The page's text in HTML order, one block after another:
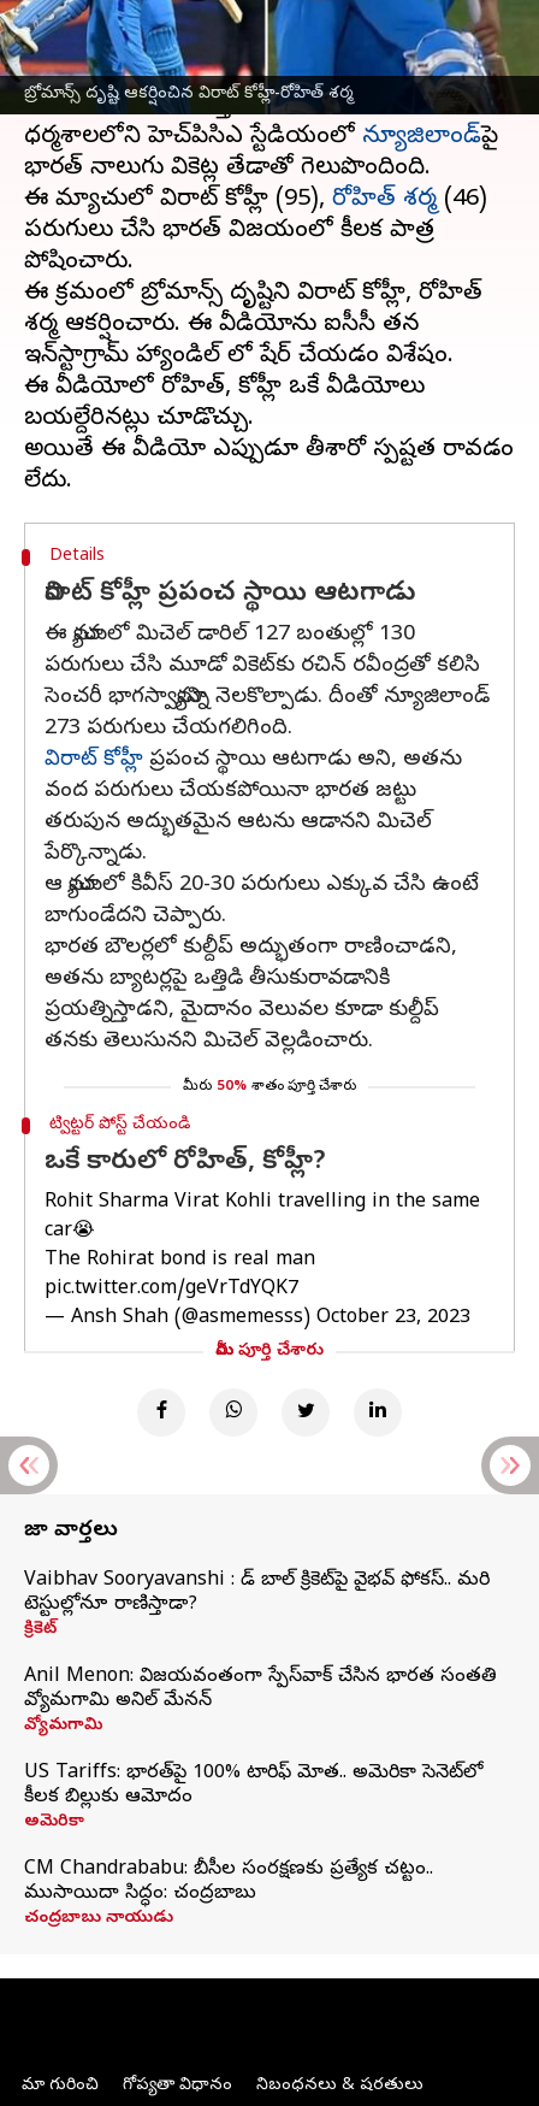
బ్రోమాన్స్ దృష్టి ఆకర్షించిన విరాట్ కోహ్లీ-రోహిత్ శర్మ
ఈ వార్తాకథనం ఏంటి
వన్డే వరల్డ్ కప్ 2023లో టీమిండియా వరుస
విజయాలతో దూసుకెళ్తుతోంది. ఆదివారం
ధర్మశాలలోని హెచ్‌పిసిఎ స్టేడియంలో న్యూజిలాండ్‌పై
భారత్ నాలుగు వికెట్ల తేడాతో గెలుపొందింది.
ఈ మ్యాచులో విరాట్ కోహ్లీ (95), రోహిత్ శర్మ(46)
పరుగులు చేసి భారత్ విజయంలో కీలక పాత్ర
పోషించారు.
ఈ క్రమంలో బ్రోమాన్స్ దృష్టిని విరాట్ కోహ్లీ, రోహిత్
శర్మ ఆకర్షించారు. ఈ వీడియోను ఐసీసీ తన
ఇన్‌స్టాగ్రామ్ హ్యాండిల్ లో షేర్ చేయడం విశేషం.
ఈ వీడియోలో రోహిత్, కోహ్లీ ఒకే వీడియోలు
బయల్దేరినట్లు చూడొచ్చు.
అయితే ఈ వీడియో ఎప్పుడూ తీశారో స్పష్టత రావడం
Details
విరాట్ కోహ్లీ ప్రపంచ స్థాయి ఆటగాడు
ఈ మ్యాచులో మిచెల్ డారిల్ 127 బంతుల్లో 130
పరుగులు చేసి మూడో వికెట్‌కు రచిన్ రవీంద్రతో కలిసి
సెంచరీ భాగస్వామ్యాన్ని నెలకొల్పాడు. దీంతో న్యూజిలాండ్
273 పరుగులు చేయగలిగింది.
విరాట్ కోహ్లీ ప్రపంచ స్థాయి ఆటగాడు అని, అతను
వంద పరుగులు చేయకపోయినా భారత జట్టు
తరుపున అద్భుతమైన ఆటను ఆడానని మిచెల్
పేర్కొన్నాడు.
ఆ మ్యాచులో కివీస్ 20-30 పరుగులు ఎక్కువ చేసి ఉంటే
బాగుండేదని చెప్పారు.
భారత బౌలర్లలో కుల్దీప్ అద్భుతంగా రాణించాడని,
అతను బ్యాటర్లపై ఒత్తిడి తీసుకురావడానికి
ప్రయత్నిస్తాడని, మైదానం వెలువల కూడా కుల్దీప్
తనకు తెలుసునని మిచెల్ వెల్లడించారు.
మీరు 50% శాతం పూర్తి చేశారు
ట్విట్టర్ పోస్ట్ చేయండి
ఒకే కారులో రోహిత్, కోహ్లీ?
Rohit Sharma Virat Kohli travelling in the same
car😭
The Rohirat bond is real man
pic.twitter.com/geVrTdYQK7
— Ansh Shah (@asmemesss) October 23, 2023
మీరు పూర్తి చేశారు
తాజా వార్తలు
Vaibhav Sooryavanshi : రెడ్ బాల్ క్రికెట్‌పై వైభవ్ ఫోకస్.. మరి
టెస్టుల్లోనూ రాణిస్తాడా?
క్రికెట్
Anil Menon: విజయవంతంగా స్పేస్‌వాక్‌ చేసిన భారత సంతతి
వ్యోమగామి అనిల్‌ మేనన్
వ్యోమగామి
US Tariffs: భారత్‌పై 100% టారిఫ్‌ మోత.. అమెరికా సెనెట్‌లో
కీలక బిల్లుకు ఆమోదం
అమెరికా
CM Chandrababu: బీసీల సంరక్షణకు ప్రత్యేక చట్టం..
ముసాయిదా సిద్ధం: చంద్రబాబు
చంద్రబాబు నాయుడు
మా గురించి గోప్యతా విధానం నిబంధనలు & షరతులు